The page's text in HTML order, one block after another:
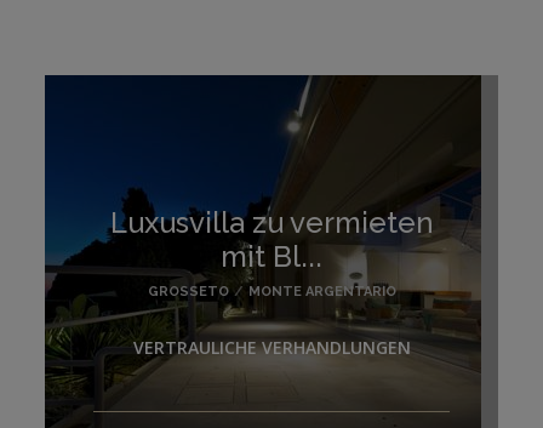
Luxusvilla zu vermieten
mit Bl...
GROSSETO / MONTE ARGENTARIO
VERTRAULICHE VERHANDLUNGEN